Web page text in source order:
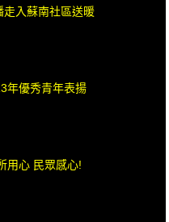
入蘇南社區送暖
年優秀青年表揚
用心 民眾感心!